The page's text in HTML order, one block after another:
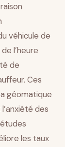
véhicule de
l’heure
de
Ces
géomatique
des
les taux